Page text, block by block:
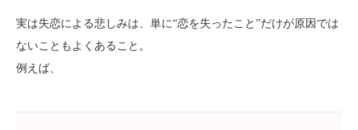
実は失恋による悲しみは、単に“恋を失ったこと”だけが原因では
ないこともよくあること。
例えば、